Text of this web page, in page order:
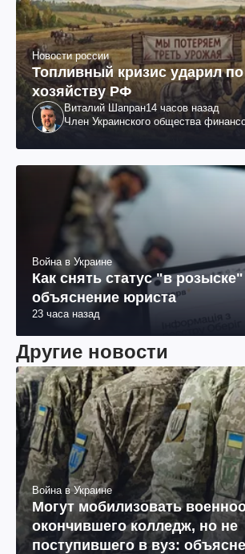
Новости россии
Топливный кризис ударил
хозяйству РФ
Виталий Шапран14 часов назад
Член Украинского общества
Война в Украине
Как снять статус "в
объяснение юриста
23 часа назад
Другие новости
Война в Украине
Могут мобилизовать
окончившего колледж, но не
поступившего в вуз: